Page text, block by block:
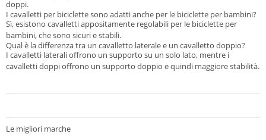
doppi.
I cavalletti per biciclette sono adatti anche per le biciclette per bambini?
Sì, esistono cavalletti appositamente regolabili per le biciclette per
bambini, che sono sicuri e stabili.
Qual è la differenza tra un cavalletto laterale e un cavalletto doppio?
I cavalletti laterali offrono un supporto su un solo lato, mentre i
cavalletti doppi offrono un supporto doppio e quindi maggiore stabilità.
Le migliori marche